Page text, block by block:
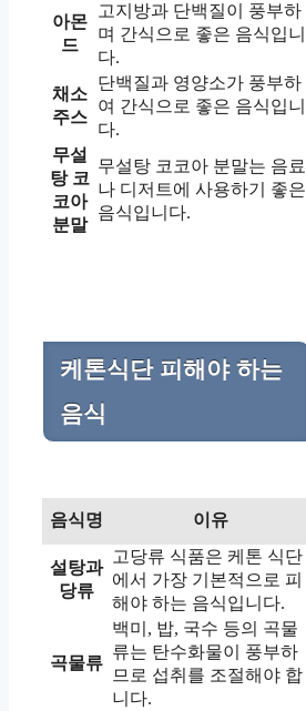
아몬
드
고지방과 단백질이 풍부하
며 간식으로 좋은 음식입니
다.
채소
주스
단백질과 영양소가 풍부하
여 간식으로 좋은 음식입니
다.
무설
탕 코
코아
분말
무설탕 코코아 분말는 음료
나 디저트에 사용하기 좋은
음식입니다.
케톤식단 피해야 하는
음식
음식명 이유
설탕과
당류
고당류 식품은 케톤 식단
에서 가장 기본적으로 피
해야 하는 음식입니다.
곡물류
백미, 밥, 국수 등의 곡물
류는 탄수화물이 풍부하
므로 섭취를 조절해야 합
니다.